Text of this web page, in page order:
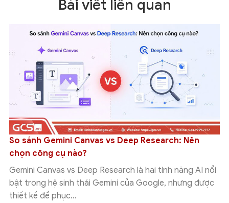
Bài viết liên quan
So sánh Gemini Canvas vs Deep Research: Nên
chọn công cụ nào?
Gemini Canvas vs Deep Research là hai tính năng AI nổi
bật trong hệ sinh thái Gemini của Google, nhưng được
thiết kế để phục...